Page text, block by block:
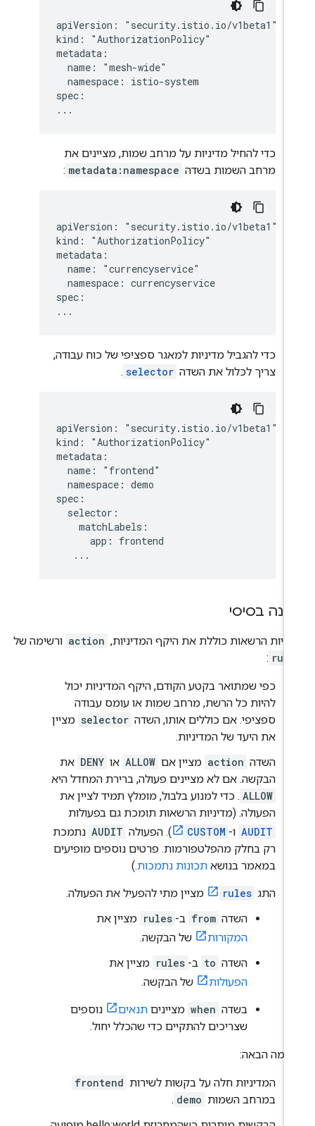
apiVersion: "security.istio.io/v1beta1"
kind: "AuthorizationPolicy"
metadata:
  name: "mesh-wide"
  namespace: istio-system
spec:
כדי להחיל מדיניות על מרחב שמות, מציינים את
מרחב השמות בשדה metadata:namespace
:
apiVersion: "security.istio.io/v1beta1"
kind: "AuthorizationPolicy"
metadata:
  name: "currencyservice"
  namespace: currencyservice
spec:
כדי להגביל מדיניות למאגר ספציפי של כוח עבודה,
צריך לכלול את השדה selector
.
apiVersion: "security.istio.io/v1beta1"
kind: "AuthorizationPolicy"
metadata:
  name: "frontend"
  namespace: demo
spec:
  selector:
    matchLabels:
      app: frontend
בסיסי
הרשאות כוללת את היקף המדיניות, action ורשימה של
כפי שמתואר בקטע הקודם, היקף המדיניות יכול
להיות כל הרשת, מרחב שמות או עומס עבודה
ספציפי. אם כוללים אותו, השדה selector מציין
את היעד של המדיניות.
השדה action מציין אם ALLOW או DENY את
הבקשה. אם לא מציינים פעולה, ברירת המחדל היא
ALLOW . כדי למנוע בלבול, מומלץ תמיד לציין את
הפעולה. (מדיניות הרשאות תומכת גם בפעולות
AUDIT ו- CUSTOM ). הפעולה AUDIT נתמכת
רק בחלק מהפלטפורמות. פרטים נוספים מופיעים
במאמר בנושאתכונות נתמכות.)
התג rules
מציין מתי להפעיל את הפעולה.
השדה from ב- rules מציין את
המקורות
של הבקשה.
השדה to ב- rules מציין את
הפעולות
של הבקשה.
בשדה when מצייניםתנאים
נוספים
שצריכים להתקיים כדי שהכלל יחול.
הבאה:
המדיניות חלה על בקשות לשירות frontend
במרחב השמות demo
.